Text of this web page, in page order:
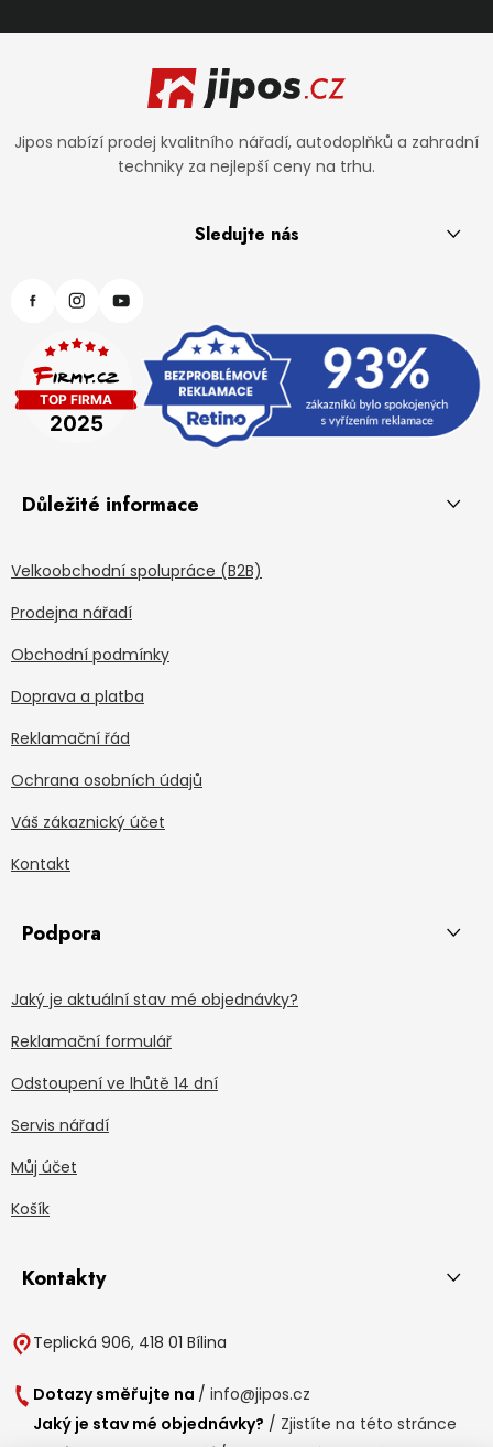
Zápatí
Jipos nabízí prodej kvalitního nářadí, autodoplňků a zahradní
techniky za nejlepší ceny na trhu.
Sledujte nás
Důležité informace
Velkoobchodní spolupráce (B2B)
Prodejna nářadí
Obchodní podmínky
Doprava a platba
Reklamační řád
Ochrana osobních údajů
Váš zákaznický účet
Kontakt
Podpora
Jaký je aktuální stav mé objednávky?
Reklamační formulář
Odstoupení ve lhůtě 14 dní
Servis nářadí
Můj účet
Košík
Kontakty
Teplická 906, 418 01 Bílina
Dotazy směřujte na / info@jipos.cz
Jaký je stav mé objednávky? / Zjistíte na této stránce